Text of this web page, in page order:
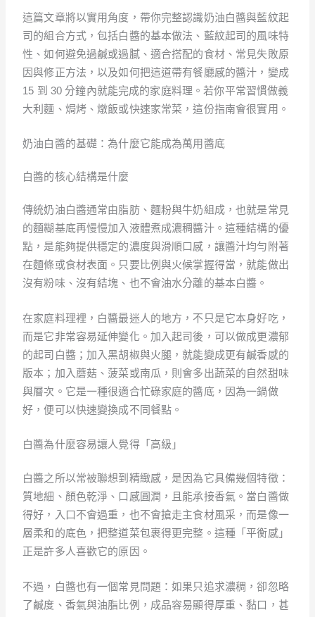
這篇文章將以實用角度，帶你完整認識奶油白醬與藍紋起
司的組合方式，包括白醬的基本做法、藍紋起司的風味特
性、如何避免過鹹或過膩、適合搭配的食材、常見失敗原
因與修正方法，以及如何把這道帶有餐廳感的醬汁，變成
15 到 30 分鐘內就能完成的家庭料理。若你平常習慣做義
大利麵、焗烤、燉飯或快速家常菜，這份指南會很實用。
奶油白醬的基礎：為什麼它能成為萬用醬底
白醬的核心結構是什麼
傳統奶油白醬通常由脂肪、麵粉與牛奶組成，也就是常見
的麵糊基底再慢慢加入液體煮成濃稠醬汁。這種結構的優
點，是能夠提供穩定的濃度與滑順口感，讓醬汁均勻附著
在麵條或食材表面。只要比例與火候掌握得當，就能做出
沒有粉味、沒有結塊、也不會油水分離的基本白醬。
在家庭料理裡，白醬最迷人的地方，不只是它本身好吃，
而是它非常容易延伸變化。加入起司後，可以做成更濃郁
的起司白醬；加入黑胡椒與火腿，就能變成更有鹹香感的
版本；加入蘑菇、菠菜或南瓜，則會多出蔬菜的自然甜味
與層次。它是一種很適合忙碌家庭的醬底，因為一鍋做
好，便可以快速變換成不同餐點。
白醬為什麼容易讓人覺得「高級」
白醬之所以常被聯想到精緻感，是因為它具備幾個特徵：
質地細、顏色乾淨、口感圓潤，且能承接香氣。當白醬做
得好，入口不會過重，也不會搶走主食材風采，而是像一
層柔和的底色，把整道菜包裹得更完整。這種「平衡感」
正是許多人喜歡它的原因。
不過，白醬也有一個常見問題：如果只追求濃稠，卻忽略
了鹹度、香氣與油脂比例，成品容易顯得厚重、黏口，甚